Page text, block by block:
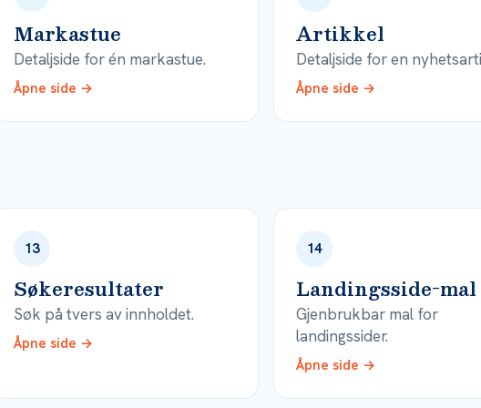
Markastue
Detaljside for én markastue.
Åpne side →
Artikkel
Detaljside for en
Åpne side →
13
Søkeresultater
Søk på tvers av innholdet.
Åpne side →
14
Landingsside-mal
Gjenbrukbar mal for
landingssider.
Åpne side →